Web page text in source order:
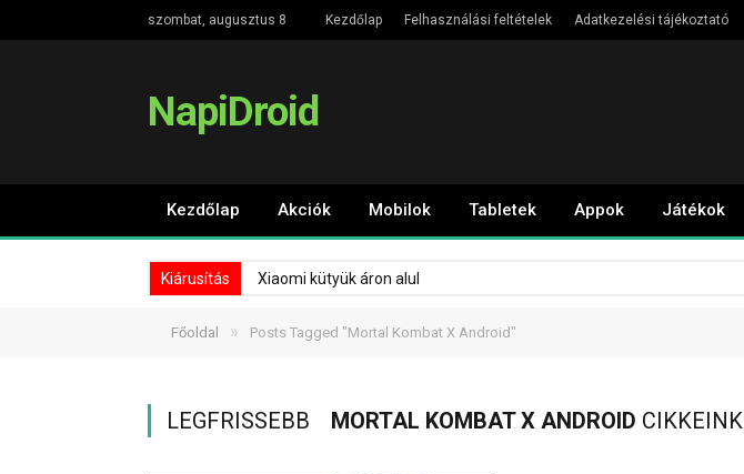
szombat, augusztus 8 Kezdőlap Felhasználási feltételek Adatkezelési tájékoztató
NapiDroid
Kezdőlap Akciók Mobilok Tabletek Appok Játékok
Kiárusítás Xiaomi kütyük áron alul
Főoldal » Posts Tagged "Mortal Kombat X Android"
LEGFRISSEBB MORTAL KOMBAT X ANDROID CIKKEINK